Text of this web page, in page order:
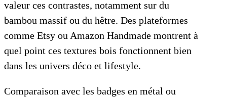
valeur ces contrastes, notamment sur du
bambou massif ou du hêtre. Des plateformes
comme Etsy ou Amazon Handmade montrent à
quel point ces textures bois fonctionnent bien
dans les univers déco et lifestyle.
Comparaison avec les badges en métal ou